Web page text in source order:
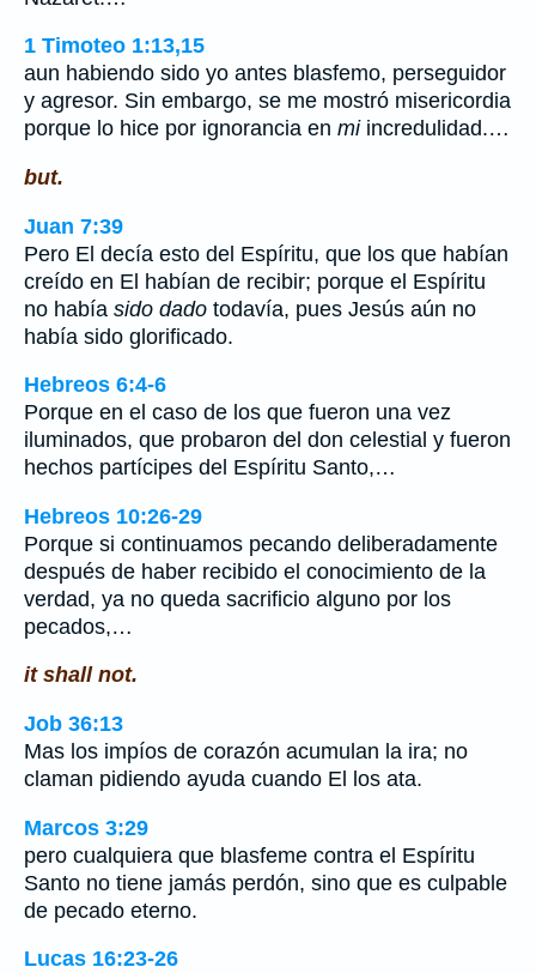
1 Timoteo 1:13,15
aun habiendo sido yo antes blasfemo, perseguidor
y agresor. Sin embargo, se me mostró misericordia
porque lo hice por ignorancia en miincredulidad.…
but.
Juan 7:39
Pero El decía esto del Espíritu, que los que habían
creído en El habían de recibir; porque el Espíritu
no había sido dado todavía, pues Jesús aún no
había sido glorificado.
Hebreos 6:4-6
Porque en el caso de los que fueron una vez
iluminados, que probaron del don celestial y fueron
hechos partícipes del Espíritu Santo,…
Hebreos 10:26-29
Porque si continuamos pecando deliberadamente
después de haber recibido el conocimiento de la
verdad, ya no queda sacrificio alguno por los
pecados,…
it shall not.
Job 36:13
Mas los impíos de corazón acumulan la ira; no
claman pidiendo ayuda cuando El los ata.
Marcos 3:29
pero cualquiera que blasfeme contra el Espíritu
Santo no tiene jamás perdón, sino que es culpable
de pecado eterno.
Lucas 16:23-26